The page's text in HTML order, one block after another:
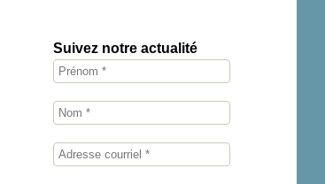
Suivez notre actualité